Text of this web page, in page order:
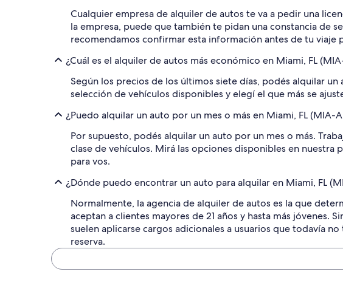
Cualquier empresa de alquiler de autos te va a pedir una
la empresa, puede que también te pidan una constancia de
recomendamos confirmar esta información antes de tu viaje
¿Cuál es el alquiler de autos más económico en Miami, FL
Según los precios de los últimos siete días, podés alquilar
selección de vehículos disponibles y elegí el que más se
¿Puedo alquilar un auto por un mes o más en Miami, FL (MIA-
Por supuesto, podés alquilar un auto por un mes o más.
clase de vehículos. Mirá las opciones disponibles en nuestra
para vos.
¿Dónde puedo encontrar un auto para alquilar en Miami, FL
Normalmente, la agencia de alquiler de autos es la que
aceptan a clientes mayores de 21 años y hasta más
suelen aplicarse cargos adicionales a usuarios que todavía
reserva.